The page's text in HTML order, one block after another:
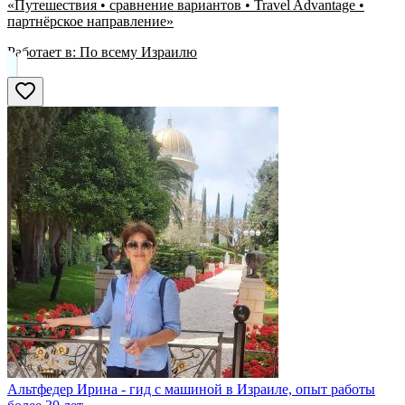
«Путешествия • сравнение вариантов • Travel Advantage •
партнёрское направление»
Работает в: По всему Израилю
Альтфедер Ирина - гид с машиной в Израиле, опыт работы